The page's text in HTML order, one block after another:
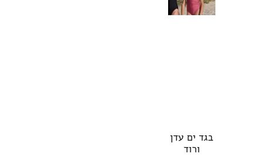
בגד ים עדן
ורוד